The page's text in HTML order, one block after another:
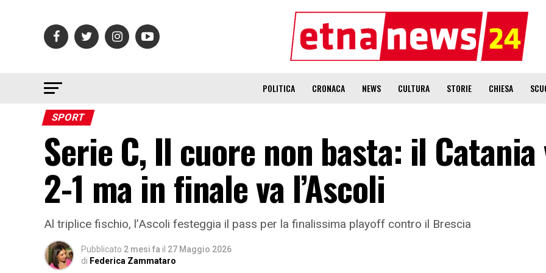
POLITICA CRONACA NEWS CULTURA STORIE CHIESA
SPORT
Serie C, Il cuore non basta: il
2-1 ma in finale va l’Ascoli
Al triplice fischio, l’Ascoli festeggia il pass per la finalissima playoff contro il Brescia
Pubblicato 2 mesi fa il 27 Maggio 2026
di Federica Zammataro